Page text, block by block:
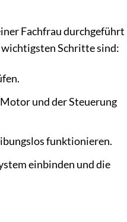
Fachfrau durchgeführt
Schritte sind:
und der Steuerung
funktionieren.
einbinden und die